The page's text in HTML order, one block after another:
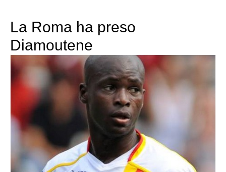
La Roma ha preso
Diamoutene